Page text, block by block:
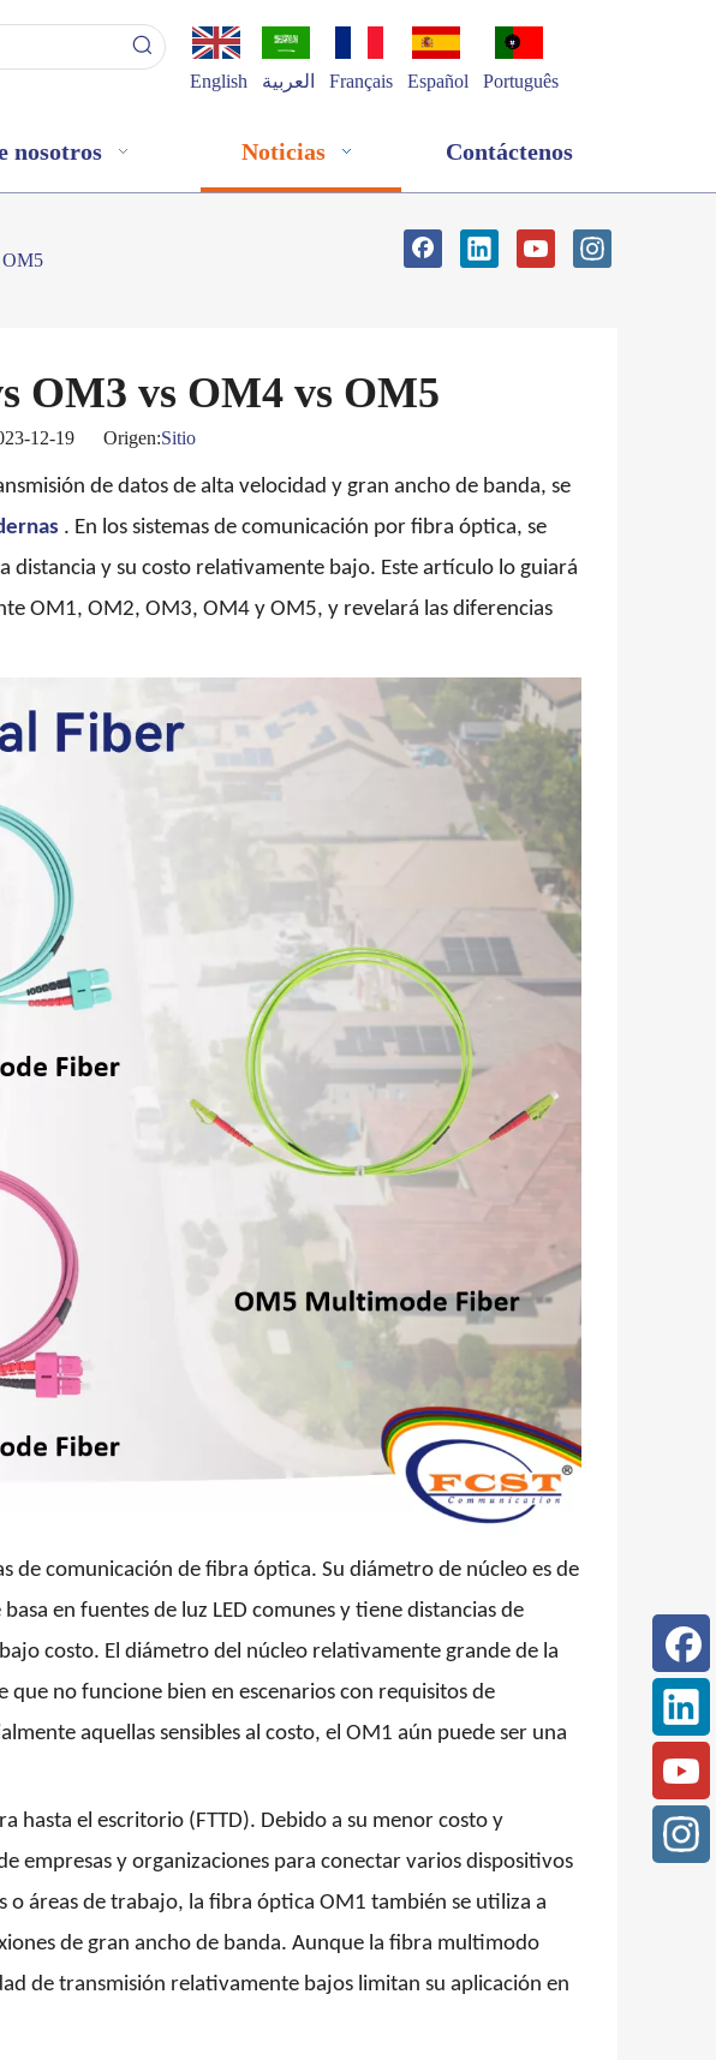
English العربية Français Español Português
nosotros Noticias Contáctenos
OM5
OM3 vs OM4 vs OM5
12-19 Origen:Sitio
de datos de alta velocidad y gran ancho de banda, se
. En los sistemas de comunicación por fibra óptica, se
y su costo relativamente bajo. Este artículo lo guiará
OM1, OM2, OM3, OM4 y OM5, y revelará las diferencias
de comunicación de fibra óptica. Su diámetro de núcleo es de
en fuentes de luz LED comunes y tiene distancias de
costo. El diámetro del núcleo relativamente grande de la
no funcione bien en escenarios con requisitos de
aquellas sensibles al costo, el OM1 aún puede ser una
hasta el escritorio (FTTD). Debido a su menor costo y
empresas y organizaciones para conectar varios dispositivos
o áreas de trabajo, la fibra óptica OM1 también se utiliza a
de gran ancho de banda. Aunque la fibra multimodo
de transmisión relativamente bajos limitan su aplicación en